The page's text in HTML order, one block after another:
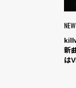
新
は